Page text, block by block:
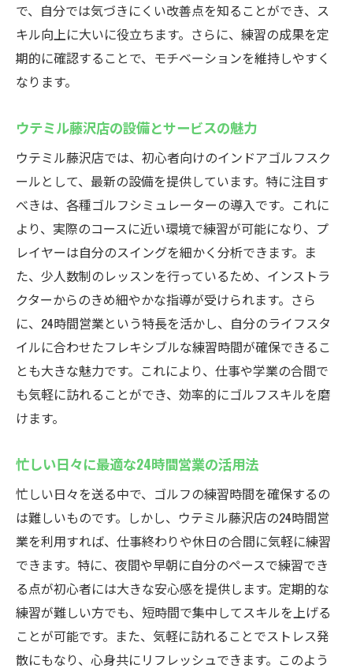
で、自分では気づきにくい改善点を知ることができ、ス
キル向上に大いに役立ちます。さらに、練習の成果を定
期的に確認することで、モチベーションを維持しやすく
なります。
ウテミル藤沢店の設備とサービスの魅力
ウテミル藤沢店では、初心者向けのインドアゴルフスク
ールとして、最新の設備を提供しています。特に注目す
べきは、各種ゴルフシミュレーターの導入です。これに
より、実際のコースに近い環境で練習が可能になり、プ
レイヤーは自分のスイングを細かく分析できます。ま
た、少人数制のレッスンを行っているため、インストラ
クターからのきめ細やかな指導が受けられます。さら
に、24時間営業という特長を活かし、自分のライフスタ
イルに合わせたフレキシブルな練習時間が確保できるこ
とも大きな魅力です。これにより、仕事や学業の合間で
も気軽に訪れることができ、効率的にゴルフスキルを磨
けます。
忙しい日々に最適な24時間営業の活用法
忙しい日々を送る中で、ゴルフの練習時間を確保するの
は難しいものです。しかし、ウテミル藤沢店の24時間営
業を利用すれば、仕事終わりや休日の合間に気軽に練習
できます。特に、夜間や早朝に自分のペースで練習でき
る点が初心者には大きな安心感を提供します。定期的な
練習が難しい方でも、短時間で集中してスキルを上げる
ことが可能です。また、気軽に訪れることでストレス発
散にもなり、心身共にリフレッシュできます。このよう